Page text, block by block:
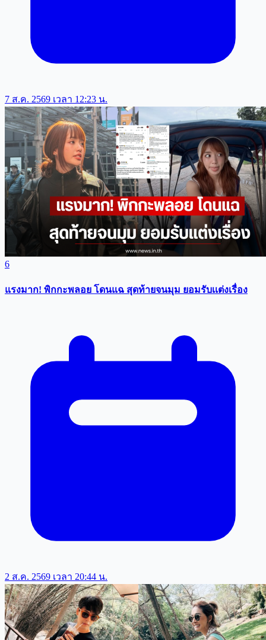
7 ส.ค. 2569 เวลา 12:23 น.
6
แรงมาก! พิกกะพลอย โดนแฉ สุดท้ายจนมุม ยอมรับเเต่งเรื่อง
2 ส.ค. 2569 เวลา 20:44 น.